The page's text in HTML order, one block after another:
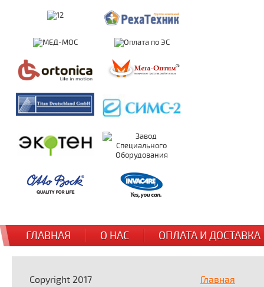
ГЛАВНАЯ О НАС ОПЛАТА И ДОСТАВКА
Copyright 2017
Главная